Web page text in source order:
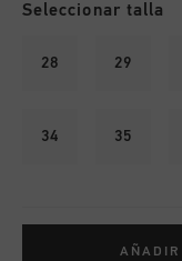
Seleccionar talla
28 29
34 35
AÑADIR